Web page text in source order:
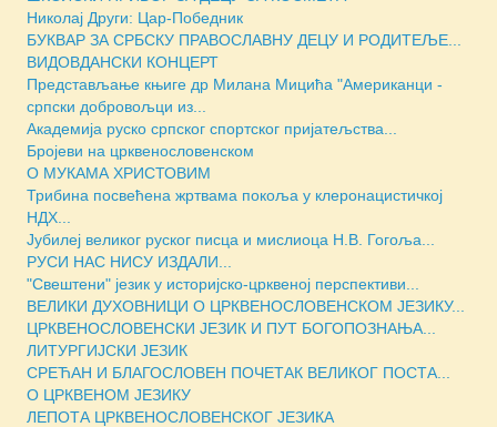
Николај Други: Цар-Победник
БУКВАР ЗА СРБСКУ ПРАВОСЛАВНУ ДЕЦУ И РОДИТЕЉЕ...
ВИДОВДАНСКИ КОНЦЕРТ
Представљање књиге др Милана Мицића "Американци -
српски добровољци из...
Академија руско српског спортског пријатељства...
Бројеви на црквенословенском
О МУКАМА ХРИСТОВИМ
Трибина посвећена жртвама покоља у клеронацистичкој
НДХ...
Јубилеј великог руског писца и мислиоца Н.В. Гогоља...
РУСИ НАС НИСУ ИЗДАЛИ...
"Свештени" језик у историјско-црквеној перспективи...
ВЕЛИКИ ДУХОВНИЦИ О ЦРКВЕНОСЛОВЕНСКОМ ЈЕЗИКУ...
ЦРКВЕНОСЛОВЕНСКИ ЈЕЗИК И ПУТ БОГОПОЗНАЊА...
ЛИТУРГИЈСКИ ЈЕЗИК
СРЕЋАН И БЛАГОСЛОВЕН ПОЧЕТАК ВЕЛИКОГ ПОСТА...
О ЦРКВЕНОМ ЈЕЗИКУ
ЛЕПОТА ЦРКВЕНОСЛОВЕНСКОГ ЈЕЗИКА